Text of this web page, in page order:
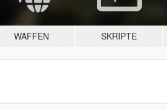
WAFFEN SKRIPTE